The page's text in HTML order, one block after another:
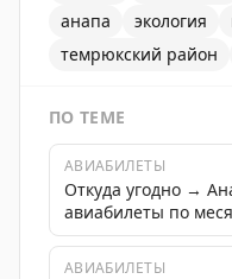
анапа
экология
темрюкский район
ПО ТЕМЕ
АВИАБИЛЕТЫ
Откуда угодно →
авиабилеты по
АВИАБИЛЕТЫ